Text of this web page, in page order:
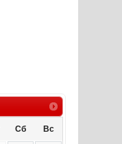
Сб Вс